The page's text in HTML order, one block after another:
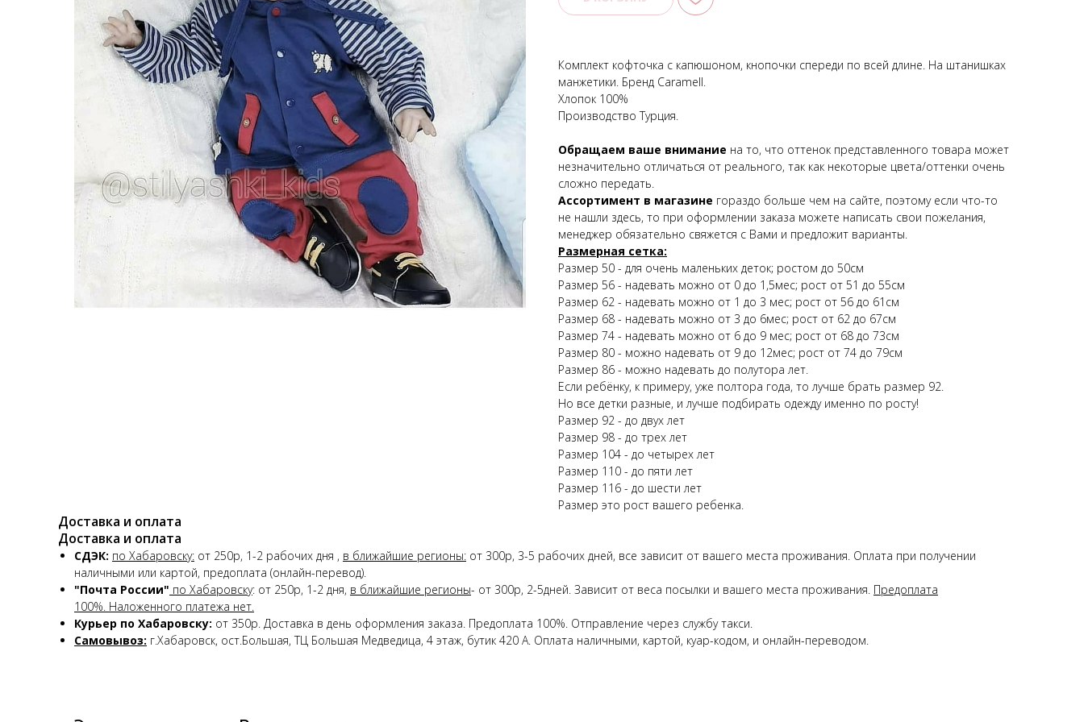
Комплект кофточка с капюшоном, кнопочки спереди по всей длине. На штанишках
манжетики. Бренд Caramell.
Хлопок 100%
Производство Турция.
Обращаем ваше внимание на то, что оттенок представленного товара может
незначительно отличаться от реального, так как некоторые цвета/оттенки очень
сложно передать.
Ассортимент в магазине гораздо больше чем на сайте, поэтому если что-то
не нашли здесь, то при оформлении заказа можете написать свои пожелания,
менеджер обязательно свяжется с Вами и предложит варианты.
Размерная сетка:
Размер 50 - для очень маленьких деток; ростом до 50см
Размер 56 - надевать можно от 0 до 1,5мес; рост от 51 до 55см
Размер 62 - надевать можно от 1 до 3 мес; рост от 56 до 61см
Размер 68 - надевать можно от 3 до 6мес; рост от 62 до 67см
Размер 74 - надевать можно от 6 до 9 мес; рост от 68 до 73см
Размер 80 - можно надевать от 9 до 12мес; рост от 74 до 79см
Размер 86 - можно надевать до полутора лет.
Если ребёнку, к примеру, уже полтора года, то лучше брать размер 92.
Но все детки разные, и лучше подбирать одежду именно по росту!
Размер 92 - до двух лет
Размер 98 - до трех лет
Размер 104 - до четырех лет
Размер 110 - до пяти лет
Размер 116 - до шести лет
Размер это рост вашего ребенка.
Доставка и оплата
Доставка и оплата
СДЭК: по Хабаровску: от 250р, 1-2 рабочих дня , в ближайшие регионы: от 300р, 3-5 рабочих дней, все зависит от вашего места проживания. Оплата при получении
наличными или картой, предоплата (онлайн-перевод).
"Почта России" по Хабаровску: от 250р, 1-2 дня, в ближайшие регионы- от 300р, 2-5дней. Зависит от веса посылки и вашего места проживания. Предоплата
100%. Наложенного платежа нет.
Курьер по Хабаровску: от 350р. Доставка в день оформления заказа. Предоплата 100%. Отправление через службу такси.
Самовывоз: г.Хабаровск, ост.Большая, ТЦ Большая Медведица, 4 этаж, бутик 420 А. Оплата наличными, картой, куар-кодом, и онлайн-переводом.